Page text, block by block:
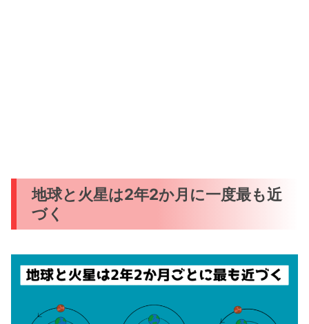
地球と火星は2年2か月に一度最も近
づく